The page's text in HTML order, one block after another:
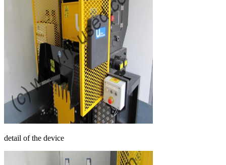
detail of the device